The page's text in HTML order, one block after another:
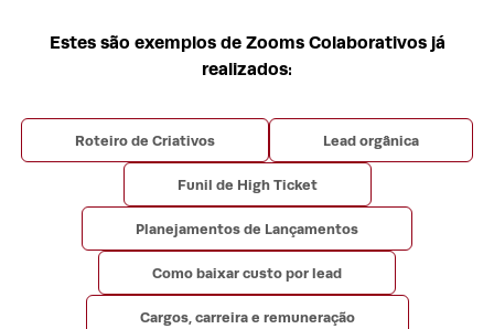
Estes são exemplos de Zooms Colaborativos já
realizados:
Roteiro de Criativos Lead orgânica
Funil de High Ticket
Planejamentos de Lançamentos
Como baixar custo por lead
Cargos, carreira e remuneração